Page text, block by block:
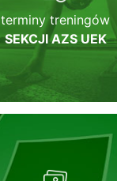
terminy treningów
SEKCJI AZS UEK